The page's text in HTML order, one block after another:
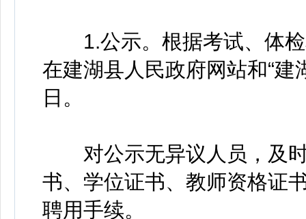
1.公示。根据考试、体检
在建湖县人民政府网站和“建
日。
对公示无异议人员，及时
书、学位证书、教师资格证
聘用手续。